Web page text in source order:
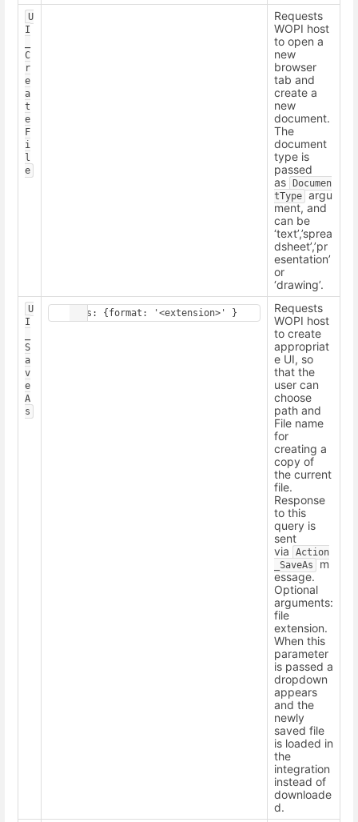
U
I
C
r
e
a
t
e
F
i
l
e
Requests
WOPI host
to open a
new
browser
tab and
create a
new
document.
The
document
type is
passed
as Documen
tType argu
ment, and
can be
‘text’,’sprea
dsheet’,’pr
esentation’
or
‘drawing’.
U
I
S
a
v
e
A
s
Requests
WOPI host
to create
appropriat
e UI, so
that the
user can
choose
path and
File name
for
creating a
copy of
the current
file.
Response
to this
query is
sent
via
Action
_SaveAs m
essage.
Optional
arguments:
file
extension.
When this
parameter
is passed a
dropdown
appears
and the
newly
saved file
is loaded in
the
integration
instead of
downloade
d.